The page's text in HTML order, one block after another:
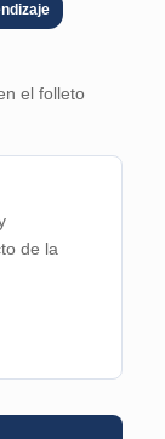
el folleto
de la